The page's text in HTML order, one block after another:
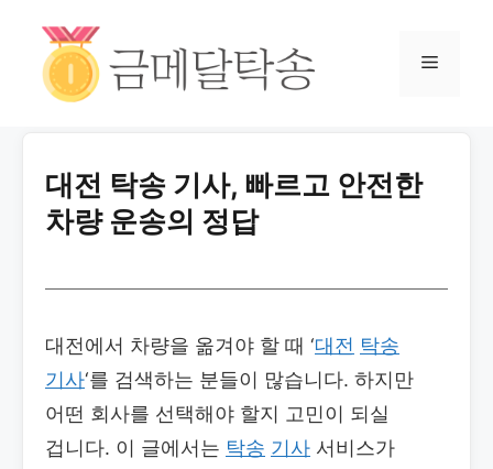
대전 탁송 기사, 빠르고 안전한
차량 운송의 정답
대전에서 차량을 옮겨야 할 때 ‘대전 탁송
기사‘를 검색하는 분들이 많습니다. 하지만
어떤 회사를 선택해야 할지 고민이 되실
겁니다. 이 글에서는 탁송 기사 서비스가